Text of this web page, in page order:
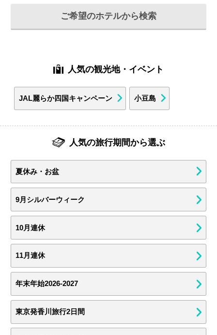
ご希望のホテルから検索
人気の観光地・イベント
JAL麗らか四国キャンペーン 小豆島
人気の旅行期間から選ぶ
夏休み・お盆
9月シルバーウィーク
10月連休
11月連休
年末年始2026-2027
東京発香川旅行2日間